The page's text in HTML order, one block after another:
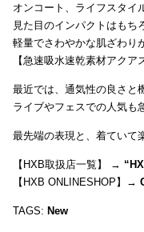
オンコート、ライフスタイ
見た目のインパクトはもち
軽量でさわやかな肌ざわり
【急速吸水速乾素材アク
最近では、通気性の良さと
ライブやフェスでの人気も
最先端の表現と、着ていて
【HXB取扱店一覧】 → “
【HXB ONLINESHOP】→
TAGS: New